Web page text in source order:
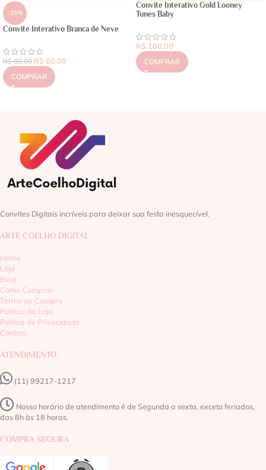
-25%
Convite Interativo Branca de Neve
R$80,00 R$ 60,00
COMPRAR
Convite Interativo Gold Looney
Tunes Baby
R$ 100,00
COMPRAR
Convites Digitais incríveis para deixar sua festa inesquecível.
ARTE COELHO DIGITAL
Home
Loja
Blog
Como Comprar
Termo de Compra
Política da Loja
Política de Privacidade
Contato
ATENDIMENTO
(11) 99217-1217‬
Nosso horário de atendimento é de Segunda a sexta, exceto feriados,
das 8h às 18 horas.
COMPRA SEGURA